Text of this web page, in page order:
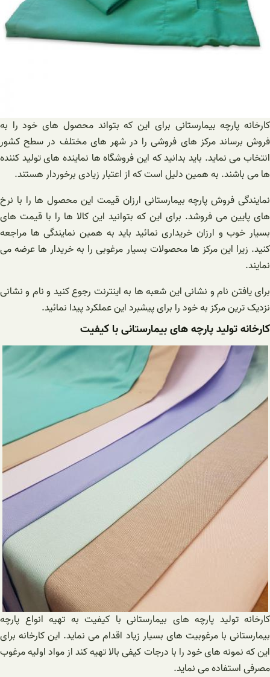
کارخانه پارچه بیمارستانی برای این که بتواند محصول های خود را به
فروش برساند مرکز های فروشی را در شهر های مختلف در سطح کشور
انتخاب می نماید. باید بدانید که این فروشگاه ها نماینده های تولید کننده
ها می باشند. به همین دلیل است که از اعتبار زیادی برخوردار هستند.
نمایندگی فروش پارچه بیمارستانی ارزان قیمت این محصول ها را با نرخ
های پایین می فروشد. برای این که بتوانید این کالا ها را با قیمت های
بسیار خوب و ارزان خریداری نمائید باید به همین نمایندگی ها مراجعه
کنید. زیرا این مرکز ها محصولات بسیار مرغوبی را به خریدار ها عرضه می
نمایند.
برای یافتن نام و نشانی این شعبه ها به اینترنت رجوع کنید و نام و نشانی
نزدیک ترین مرکز به خود را برای پیشبرد این عملکرد پیدا نمائید.
کارخانه تولید پارچه های بیمارستانی با کیفیت
کارخانه تولید پارچه های بیمارستانی با کیفیت به تهیه انواع پارچه
بیمارستانی با مرغوبیت های بسیار زیاد اقدام می نماید. این کارخانه برای
این که نمونه های خود را با درجات کیفی بالا تهیه کند از مواد اولیه مرغوب
مصرفی استفاده می نماید.